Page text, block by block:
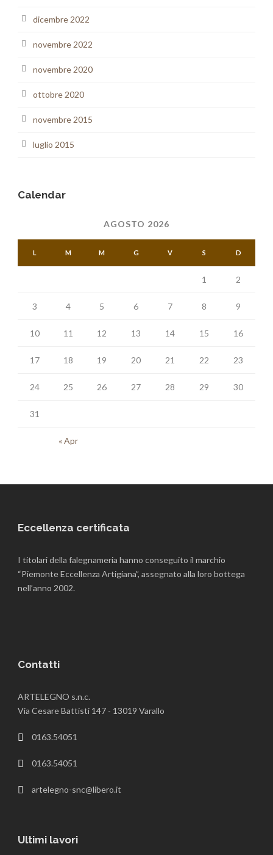
dicembre 2022
novembre 2022
novembre 2020
ottobre 2020
novembre 2015
luglio 2015
Calendar
AGOSTO 2026
L M M G V S D
« Apr
1 2
3 4 5 6 7 8 9
10 11 12 13 14 15 16
17 18 19 20 21 22 23
24 25 26 27 28 29 30
31
Eccellenza certificata
I titolari della falegnameria hanno conseguito il marchio
“Piemonte Eccellenza Artigiana”, assegnato alla loro bottega
nell’anno 2002.
Contatti
ARTELEGNO s.n.c.
Via Cesare Battisti 147 - 13019 Varallo
0163.54051
0163.54051
artelegno-snc@libero.it
Ultimi lavori